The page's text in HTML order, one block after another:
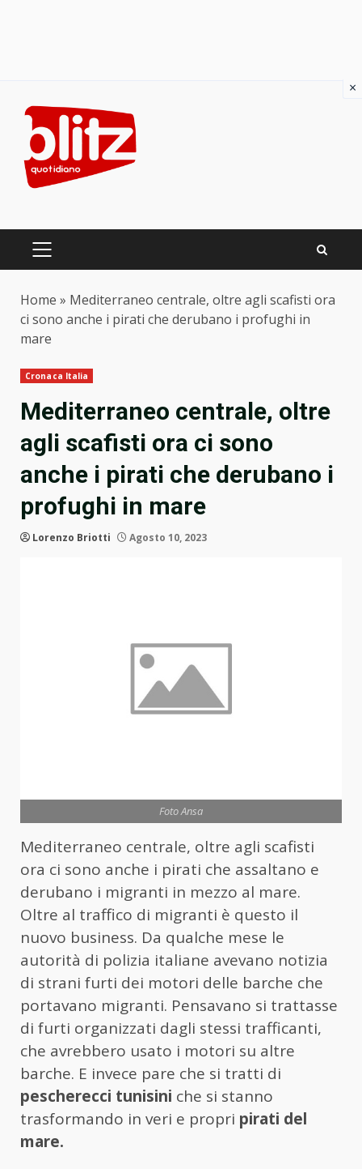
content
PRIMARY
Home » Mediterraneo centrale, oltre agli scafisti ora
ci sono anche i pirati che derubano i profughi in
mare
Cronaca Italia
Mediterraneo centrale, oltre
agli scafisti ora ci sono
anche i pirati che derubano i
profughi in mare
Lorenzo Briotti Agosto 10, 2023
Foto Ansa
Mediterraneo centrale, oltre agli scafisti
ora ci sono anche i pirati che assaltano e
derubano i migranti in mezzo al mare.
Oltre al traffico di migranti è questo il
nuovo business. Da qualche mese le
autorità di polizia italiane avevano notizia
di strani furti dei motori delle barche che
portavano migranti. Pensavano si trattasse
di furti organizzati dagli stessi trafficanti,
che avrebbero usato i motori su altre
barche. E invece pare che si tratti di
pescherecci tunisini che si stanno
trasformando in veri e propri pirati del
mare.
×